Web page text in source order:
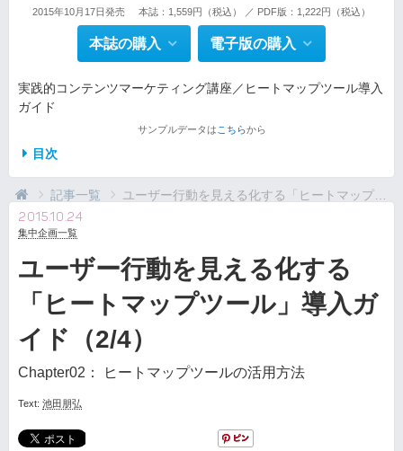
2015年10月17日発売 本誌：1,559円（税込） ／ PDF版：1,222円（税込）
本誌の購入 電子版の購入
実践的コンテンツマーケティング講座／ヒートマップツール導入
ガイド
サンプルデータは こちらから
目次
記事一覧 ユーザー行動を見える化する「ヒートマップツール」導...
2015.10.24
集中企画一覧
ユーザー行動を見える化する
「ヒートマップツール」導入ガ
イド（2/4）
Chapter02： ヒートマップツールの活用方法
Text: 池田朋弘